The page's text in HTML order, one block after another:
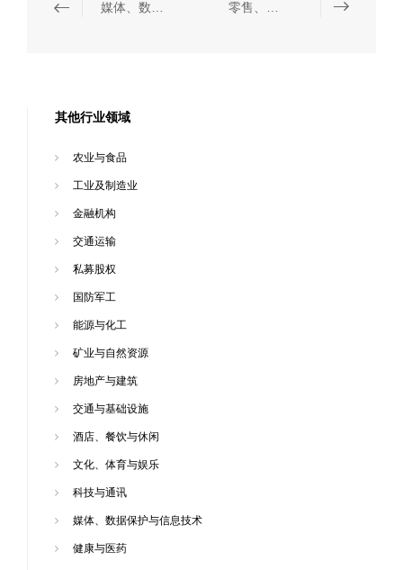
其他行业领域
农业与食品
工业及制造业
金融机构
交通运输
私募股权
国防军工
能源与化工
矿业与自然资源
房地产与建筑
交通与基础设施
酒店、餐饮与休闲
文化、体育与娱乐
科技与通讯
媒体、数据保护与信息技术
健康与医药